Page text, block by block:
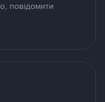
повідомити